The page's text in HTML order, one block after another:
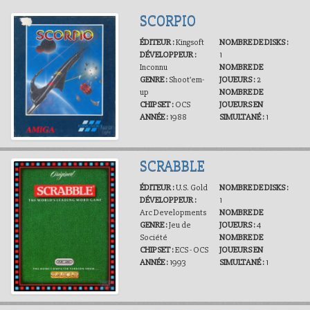
SCORPIO
ÉDITEUR :Kingsoft
DÉVELOPPEUR :
Inconnu
GENRE :Shoot'em-
up
CHIPSET :OCS
ANNÉE :1988
NOMBRE DE DISKS :
1
NOMBRE DE
JOUEURS :2
NOMBRE DE
JOUEURS EN
SIMULTANÉ :1
SCRABBLE
ÉDITEUR :U.S. Gold
DÉVELOPPEUR :
Arc Developments
GENRE :Jeu de
Société
CHIPSET :ECS - OCS
ANNÉE :1993
NOMBRE DE DISKS :
1
NOMBRE DE
JOUEURS :4
NOMBRE DE
JOUEURS EN
SIMULTANÉ :1